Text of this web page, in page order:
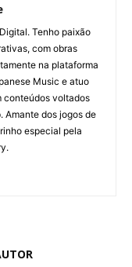
Tenho paixão
com obras
na plataforma
Music e atuo
conteúdos voltados
Amante dos jogos de
especial pela